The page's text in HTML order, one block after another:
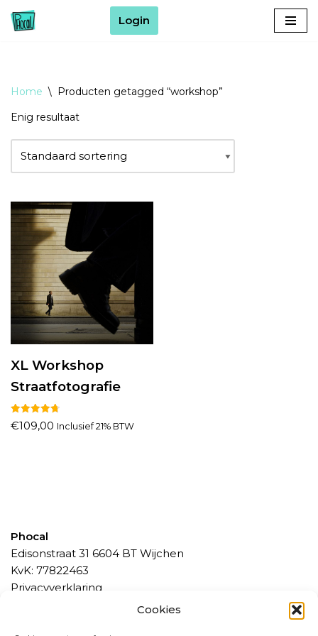
Cookies
inhoud
Login
Home \ Producten getagged “workshop”
Enig resultaat
XL Workshop
Straatfotografie
Gewaardeerd
4.78
€109,00 Inclusief 21% BTW
Phocal
Edisonstraat 31 6604 BT Wijchen
KvK: 77822463
Privacyverklaring
Algemene Voorwaarden